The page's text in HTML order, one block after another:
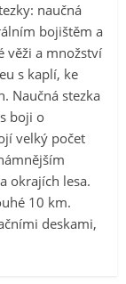
naučná
bojištěm a
věži a množství
s kaplí, ke
Naučná stezka
boji o
velký počet
okrajích lesa.
10 km.
deskami,